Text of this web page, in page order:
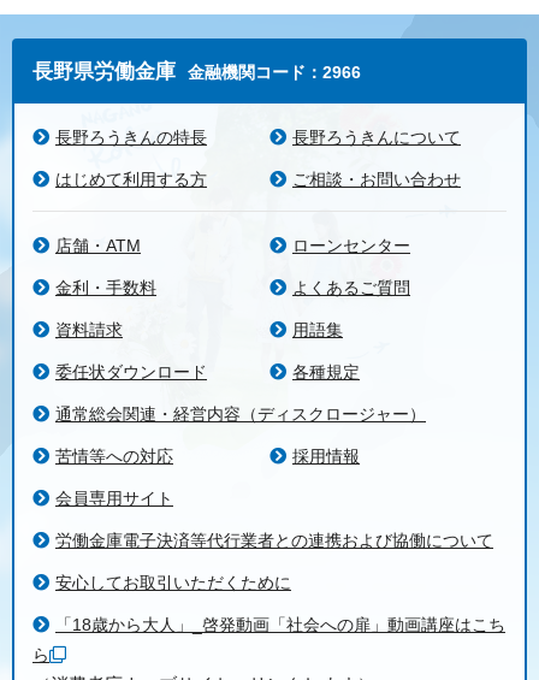
長野県労働金庫 金融機関コード：2966
長野ろうきんの特長 長野ろうきんについて
はじめて利用する方 ご相談・お問い合わせ
店舗・ATM ローンセンター
金利・手数料 よくあるご質問
資料請求 用語集
委任状ダウンロード 各種規定
通常総会関連・経営内容（ディスクロージャー）
苦情等への対応 採用情報
会員専用サイト
労働金庫電子決済等代行業者との連携および協働について
安心してお取引いただくために
「18歳から大人」_啓発動画「社会への扉」動画講座はこち
ら